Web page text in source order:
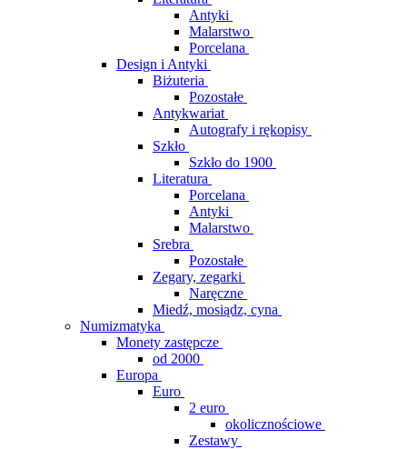
Antyki
Malarstwo
Porcelana
Design i Antyki
Biżuteria
Pozostałe
Antykwariat
Autografy i rękopisy
Szkło
Szkło do 1900
Literatura
Porcelana
Antyki
Malarstwo
Srebra
Pozostałe
Zegary, zegarki
Naręczne
Miedź, mosiądz, cyna
Numizmatyka
Monety zastępcze
od 2000
Europa
Euro
2 euro
okolicznościowe
Zestawy